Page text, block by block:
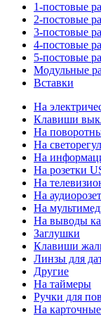
1-постовые
2-постовые
3-постовые
4-постовые
5-постовые
Модульные
Вставки
На
Клавиши
На
На
На
На розетки
На
На
На
На выводы
Заглушки
Клавиши
Линзы для
Другие
На таймеры
Ручки для
На